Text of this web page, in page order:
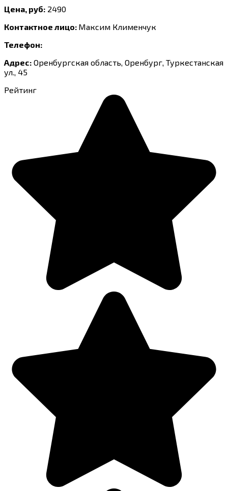
Цена, руб: 2490
Контактное лицо: Максим Клименчук
Телефон:
Адрес: Оренбургская область, Оренбург, Туркестанская
ул., 45
Рейтинг